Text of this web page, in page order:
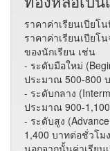
ราคาค่าเรียนเปียโ
ราคาค่าเรียนเปียโ
ของนักเรียน เช่น
- ระดับมือใหม่
ประมาณ 500-800
- ระดับกลาง
ประมาณ 900-
- ระดับสูง
1,400 บาทต่อชั่วโมง
นอกจากนั้นค่าเรียน